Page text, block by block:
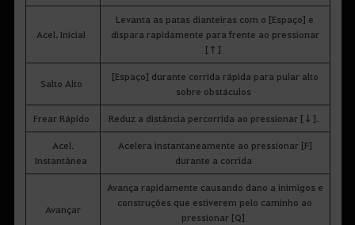
Acel. Inicial
Levanta as patas dianteiras com o [Espaço] e
dispara rapidamente para frente ao pressionar
[↑]
Salto Alto
[Espaço] durante corrida rápida para pular alto
sobre obstáculos
Frear Rápido Reduz a distância percorrida ao pressionar [↓].
Acel.
Instantânea
Acelera instantaneamente ao pressionar [F]
durante a corrida
Avançar
Avança rapidamente causando dano a inimigos e
construções que estiverem pelo caminho ao
pressionar [Q]